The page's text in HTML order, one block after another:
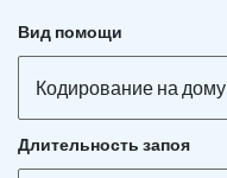
Вид помощи
Кодирование на дому
Длительность запоя